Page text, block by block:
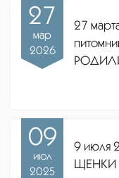
27
мар
2026
27
09
июл
2025
9 июля
ЩЕНКИ